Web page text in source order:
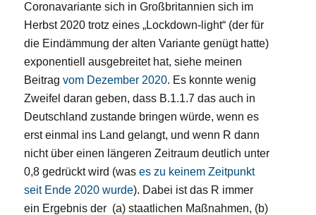
Coronavariante sich in Großbritannien sich im
Herbst 2020 trotz eines „Lockdown-light“ (der für
die Eindämmung der alten Variante genügt hatte)
exponentiell ausgebreitet hat, siehe meinen
Beitragvom Dezember 2020. Es konnte wenig
Zweifel daran geben, dass B.1.1.7 das auch in
Deutschland zustande bringen würde, wenn es
erst einmal ins Land gelangt, und wenn R dann
nicht über einen längeren Zeitraum deutlich unter
0,8 gedrückt wird (wases zu keinem Zeitpunkt
seit Ende 2020 wurde). Dabei ist das R immer
ein Ergebnis der (a) staatlichen Maßnahmen, (b)